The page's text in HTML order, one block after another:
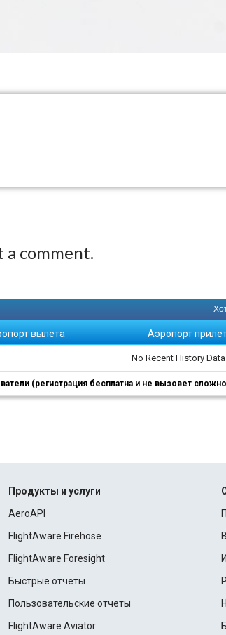
a comment.
вылета Аэропорт
No Recent History Data
(регистрация бесплатна и не вызовет
Продукты и услуги
AeroAPI
FlightAware Firehose
FlightAware Foresight
Быстрые отчеты
Пользовательские отчеты
FlightAware Aviator